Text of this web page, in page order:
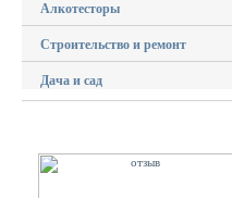
Алкотесторы
Строительство и ремонт
Дача и сад